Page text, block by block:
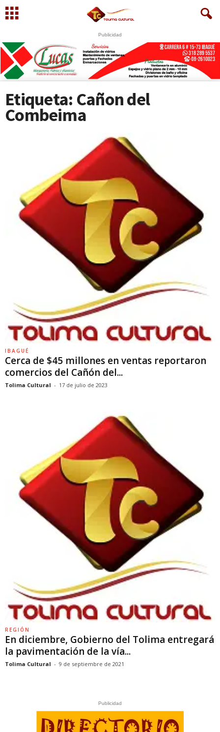
Publicidad
S
WhatsApp +573249605958
Etiqueta: Cañon del
Combeima
IBAGUÉ
Cerca de $45 millones en ventas reportaron
comercios del Cañón del...
Tolima Cultural - 17 de julio de 2023
REGIÓN
En diciembre, Gobierno del Tolima entregará
la pavimentación de la vía...
Tolima Cultural - 9 de septiembre de 2021
Publicidad